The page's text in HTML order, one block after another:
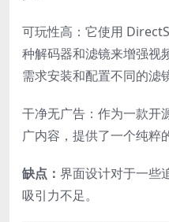
可玩性高：它使用
种解码器和滤镜来增强视
需求安装和配置不同的滤
干净无广告：作为一款开
广内容，提供了一个纯粹
缺点： 界面设计对于一些
吸引力不足。